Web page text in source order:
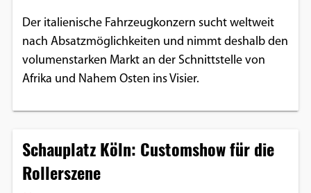
Der italienische Fahrzeugkonzern sucht weltweit
nach Absatzmöglichkeiten und nimmt deshalb den
volumenstarken Markt an der Schnittstelle von
Afrika und Nahem Osten ins Visier.
Schauplatz Köln: Customshow für die
Rollerszene